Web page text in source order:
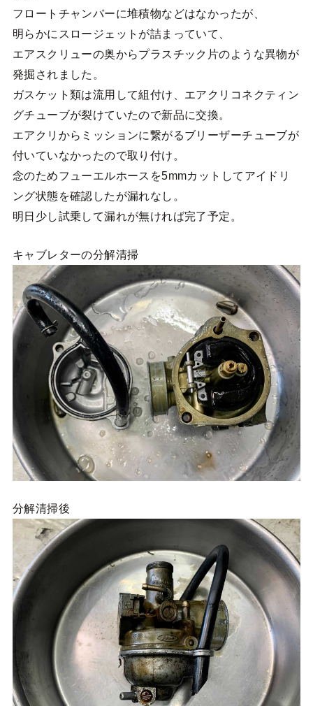
フロートチャンバーに堆積物などはなかったが、
明らかにスロージェットが詰まっていて、
エアスクリューの奥からプラスチック片のような異物が
発掘されました。
ガスケット類は流用して組付け、エアクリコネクティン
グチューブが裂けていたので新品に交換。
エアクリからミッションに繋がるブリーザーチューブが
付いていなかったので取り付け。
念のためフューエルホースを5mmカットしてアイドリ
ング状態を確認したが漏れなし。
明日少し試乗して漏れが無ければ完了予定。
キャブレターの分解清掃
分解清掃後